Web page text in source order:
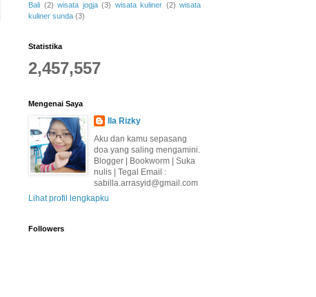
Bali (2) wisata jogja (3) wisata kuliner (2) wisata
kuliner sunda (3)
Statistika
2,457,557
Mengenai Saya
Ila Rizky
Aku dan kamu sepasang
doa yang saling mengamini.
Blogger | Bookworm | Suka
nulis | Tegal Email :
sabilla.arrasyid@gmail.com
Lihat profil lengkapku
Followers